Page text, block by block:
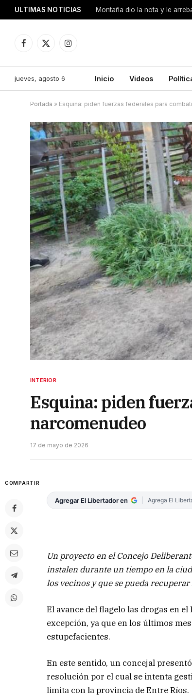
ULTIMAS NOTICIAS Montaña dio la nota y le
Facebook
X
Instagram
jueves, agosto 6 Inicio Videos
Portada » Esquina: piden fuerzas federales para
INTERIOR
Esquina: piden
narcomenudeo
17 de mayo de 2026
COMPARTIR
Agregar El Libertador en Agrega El
Un proyecto en el Concejo
instalen durante un tiempo en la
los vecinos y que se pueda
El avance del flagelo las drogas en
excepción, ya que en los últimos
estupefacientes.
En este sentido, un concejal
resolución por el cual se intenta
limita con la provincia de Entre Ríos.